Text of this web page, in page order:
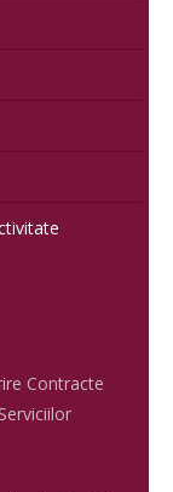
Contracte